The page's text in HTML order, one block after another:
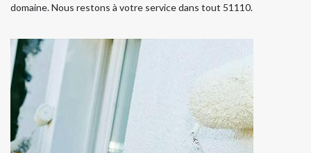
domaine. Nous restons à votre service dans tout 51110.